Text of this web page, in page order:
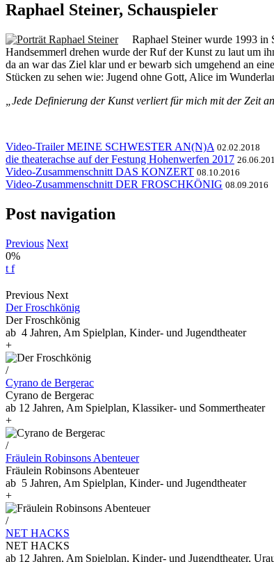
Raphael Steiner, Schauspieler
Raphael Steiner wurde 1993 in
Handsemmerl drehen wurde der Ruf der Kunst zu laut um
da an war das Ziel klar und er bewarb sich umgehend an
Stücken zu sehen wie: Jugend ohne Gott, Alice im
„Jede Definierung der Kunst verliert für mich mit der Zeit
Video-Trailer MEINE SCHWESTER AN(N)A 02.02.2018
die theaterachse auf der Festung Hohenwerfen 2017
Video-Zusammenschnitt DAS KONZERT 08.10.2016
Video-Zusammenschnitt DER FROSCHKÖNIG 08.09.2016
Post navigation
Previous Next
0%
t f
Previous Next
Der Froschkönig
Der Froschkönig
ab 4 Jahren, Am Spielplan, Kinder- und Jugendtheater
+
/
Cyrano de Bergerac
Cyrano de Bergerac
ab 12 Jahren, Am Spielplan, Klassiker- und Sommertheater
+
/
Fräulein Robinsons Abenteuer
Fräulein Robinsons Abenteuer
ab 5 Jahren, Am Spielplan, Kinder- und Jugendtheater
+
/
NET HACKS
NET HACKS
ab 12 Jahren, Am Spielplan, Kinder- und Jugendtheater,